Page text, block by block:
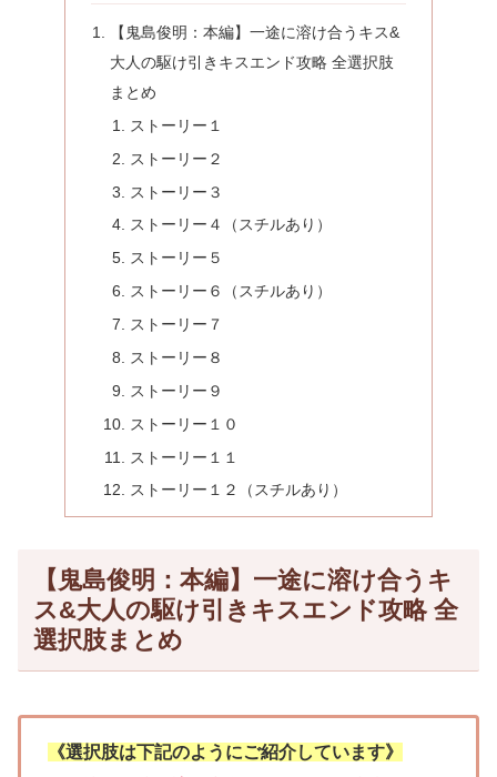
【鬼島俊明：本編】一途に溶け合うキス&
大人の駆け引きキスエンド攻略 全選択肢
まとめ
ストーリー１
ストーリー２
ストーリー３
ストーリー４（スチルあり）
ストーリー５
ストーリー６（スチルあり）
ストーリー７
ストーリー８
ストーリー９
ストーリー１０
ストーリー１１
ストーリー１２（スチルあり）
【鬼島俊明：本編】一途に溶け合うキ
ス&大人の駆け引きキスエンド攻略 全
選択肢まとめ
《選択肢は下記のようにご紹介しています》